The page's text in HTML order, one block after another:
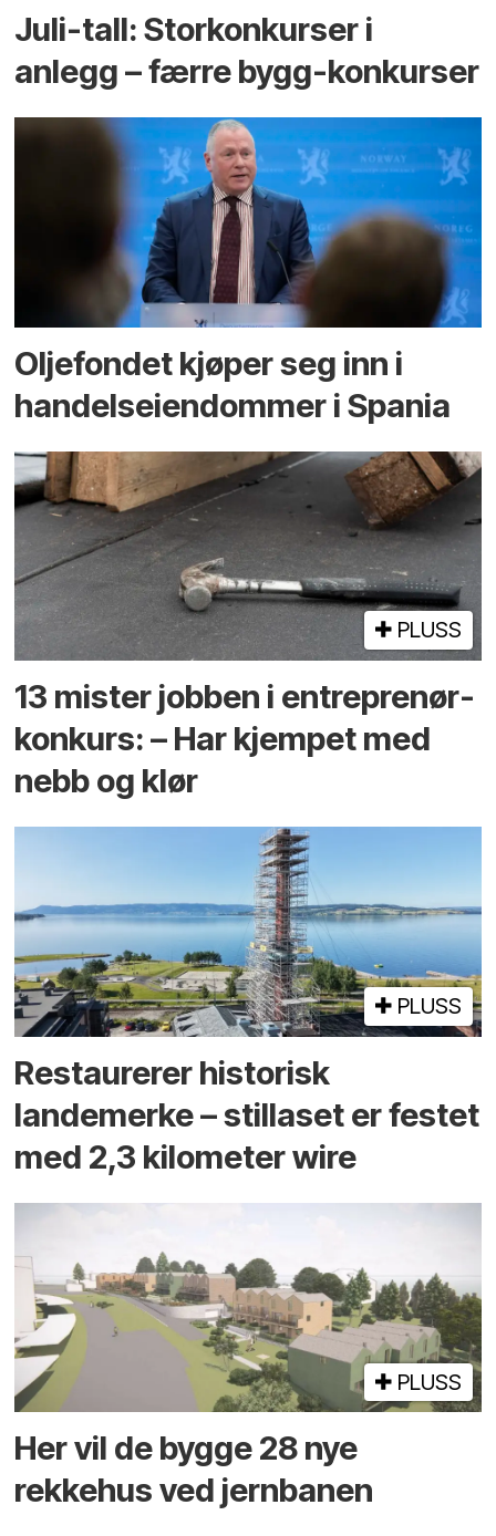
Juli-tall: Storkonkurser i
anlegg – færre bygg-konkurser
Oljefondet kjøper seg inn i
handels­eiendommer i Spania
PLUSS
13 mister jobben i entreprenør­
konkurs: – Har kjempet med
nebb og klør
PLUSS
Restaurerer historisk
landemerke – stillaset er festet
med 2,3 kilometer wire
PLUSS
Her vil de bygge 28 nye
rekkehus ved jernbanen